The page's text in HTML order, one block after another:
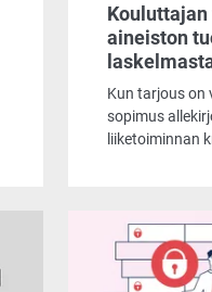
aineiston
Kun tarjous on
sopimus
liiketoiminnan
on pullonkaula,
tuntikausien